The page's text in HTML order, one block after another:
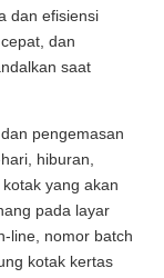
dan efisiensi
dan
saat
pengemasan
hiburan,
yang akan
pada layar
line, nomor batch
kotak kertas